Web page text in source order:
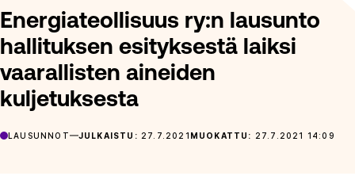
Energiateollisuus ry:n lausunto
hallituksen esityksestä laiksi
vaarallisten aineiden
kuljetuksesta
LAUSUNNOT JULKAISTU: 27.7.2021 MUOKATTU: 27.7.2021 14:09